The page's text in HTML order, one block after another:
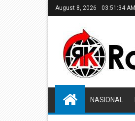
August 8, 2026 03:51:35 AM
NASIONAL